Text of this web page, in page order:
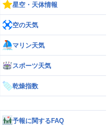
星空・天体情報
空の天気
マリン天気
スポーツ天気
乾燥指数
予報に関するFAQ